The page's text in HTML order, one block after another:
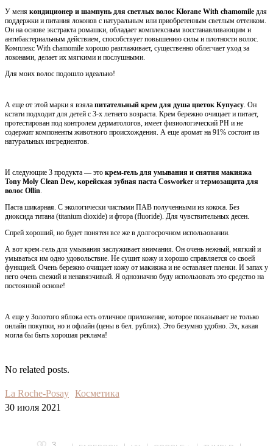
У меня кондиционер и шампунь для светлых волос Klorane With chamomile для
поддержки и питания локонов с натуральным или приобретенным светлым оттенком.
Он на основе экстракта ромашки, обладает комплексным восстанавливающим и
антибактериальным действием, способствует повышению силы и плотности волос.
Комплекс With chamomile хорошо разглаживает, существенно облегчает уход за
локонами, делает их мягкими и послушными.
Для моих волос подошло идеально!
А еще от этой марки я взяла питательный крем для душа цветок Купуасу. Он
кстати подходит для детей с 3-х летнего возраста. Крем бережно очищает и питает,
протестирован под контролем дерматологов, имеет физиологический PH и не
содержит компоненты животного происхождения. А еще аромат на 91% состоит из
натуральных ингредиентов.
И следующие 3 продукта — это крем-гель для умывания и снятия макияжа
Tony Moly Clean Dew, корейская зубная паста Cosworker и термозащита для
волос Ollin.
Паста шикарная. С экологически чистыми ПАВ полученными из кокоса. Без
диоксида титана (titanium dioxide) и фтора (fluoride). Для чувствительных десен.
Спрей хороший, но будет понятен все же в долгосрочном использовании.
А вот крем-гель для умывания заслуживает внимания. Он очень нежный, мягкий и
умываться им одно удовольствие. Не сушит кожу и хорошо справляется со своей
функцией. Очень бережно очищает кожу от макияжа и не оставляет пленки. И запах у
него очень свежий и ненавязчивый. Я однозначно буду использовать это средство на
постоянной основе!
А еще у Золотого яблока есть отличное приложение, которое показывает не только
онлайн покупки, но и офлайн (цены в бел. рублях). Это безумно удобно. Эх, какая
могла бы быть хорошая реклама!
No related posts.
La Roche-Posay Косметика
30 июля 2021